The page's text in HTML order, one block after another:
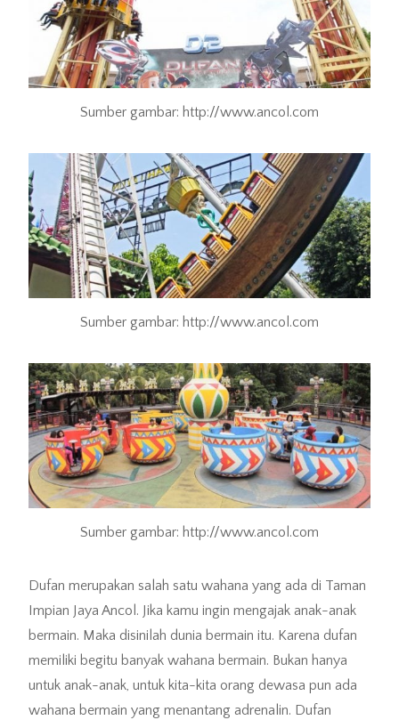
Sumber gambar: http://www.ancol.com
Sumber gambar: http://www.ancol.com
Sumber gambar: http://www.ancol.com
Dufan merupakan salah satu wahana yang ada di Taman
Impian Jaya Ancol. Jika kamu ingin mengajak anak-anak
bermain. Maka disinilah dunia bermain itu. Karena dufan
memiliki begitu banyak wahana bermain. Bukan hanya
untuk anak-anak, untuk kita-kita orang dewasa pun ada
wahana bermain yang menantang adrenalin. Dufan